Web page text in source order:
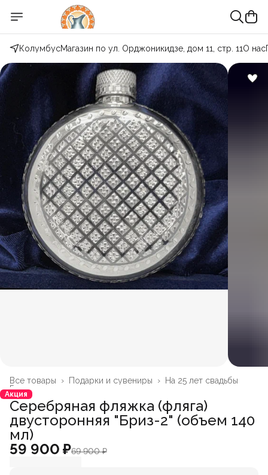
КолумбусМагазин по ул. Орджоникидзе, дом 11, стр. 11О нас
На 25 лет свадьбы
Подарки и сувениры ›
Все товары
›
Главная
Акция
Серебряная фляжка (фляга)
двусторонняя "Бриз-2" (объем 140
мл)
59 900 ₽69 900 ₽